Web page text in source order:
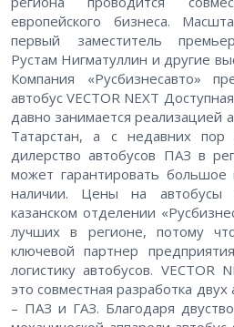
европейского бизнеса.
первый заместитель
Рустам Нигматуллин и другие
Компания «Русбизнесавто»
автобус VECTOR NEXT
давно занимается реализацией
Татарстан, а с недавних пор
дилерство автобусов ПАЗ в
может гарантировать большое
наличии. Цены на автобусы
казанском отделении
лучших в регионе, потому
ключевой партнер
логистику автобусов. VECTOR
это совместная разработка
– ПАЗ и ГАЗ. Благодаря